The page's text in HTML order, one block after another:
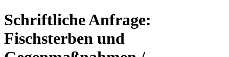
Schriftliche Anfrage:
Fischsterben und